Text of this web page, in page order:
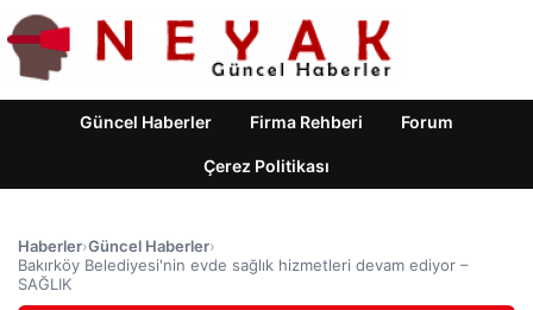
Güncel Haberler Firma Rehberi Forum
Çerez Politikası
Haberler›Güncel Haberler›
Bakırköy Belediyesi'nin evde sağlık hizmetleri devam ediyor –
SAĞLIK